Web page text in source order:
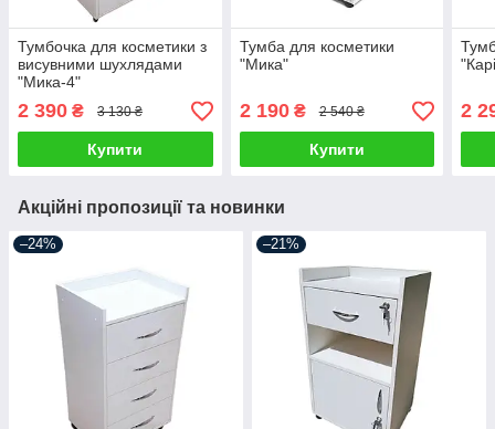
Тумбочка для косметики з
висувними шухлядами
"Мика-4"
2 390 ₴ 3 130 ₴
Купити
Тумба для косметики
"Мика"
2 190₴ 2 540 ₴
Купити
2
Акційні пропозиції та новинки
–24% –21%